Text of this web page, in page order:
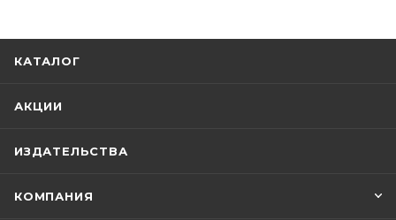
КАТАЛОГ
АКЦИИ
ИЗДАТЕЛЬСТВА
КОМПАНИЯ